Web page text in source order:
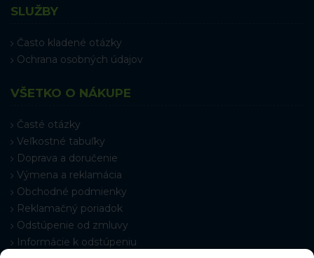
SLUŽBY
Často kladené otázky
Ochrana osobných údajov
VŠETKO O NÁKUPE
Časté otázky
Veľkostné tabuľky
Doprava a doručenie
Výmena a reklamácia
Obchodné podmienky
Reklamačný poriadok
Odstúpenie od zmluvy
Informácie k odstúpeniu